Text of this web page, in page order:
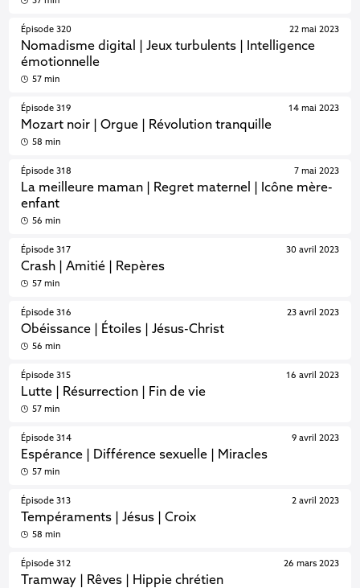
Épisode 320
Nomadisme digital | Jeux turbulents | Intelligence
émotionnelle
22 mai 2023
57 min
Épisode 319
Mozart noir | Orgue | Révolution tranquille
14 mai 2023
58 min
Épisode 318
La meilleure maman | Regret maternel | Icône mère-
enfant
7 mai 2023
56 min
Épisode 317
Crash | Amitié | Repères
30 avril 2023
57 min
Épisode 316
Obéissance | Étoiles | Jésus-Christ
23 avril 2023
56 min
Épisode 315
Lutte | Résurrection | Fin de vie
16 avril 2023
57 min
Épisode 314
Espérance | Différence sexuelle | Miracles
9 avril 2023
57 min
Épisode 313
Tempéraments | Jésus | Croix
2 avril 2023
58 min
Épisode 312
Tramway | Rêves | Hippie chrétien
26 mars 2023